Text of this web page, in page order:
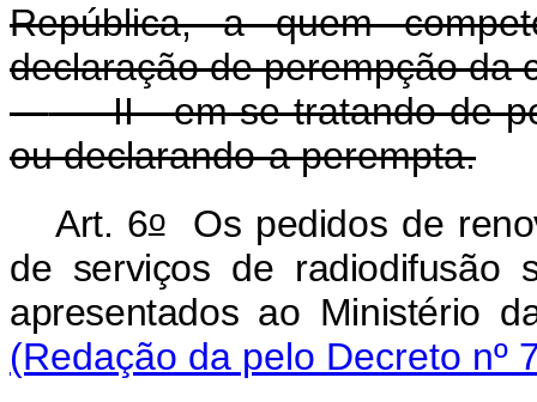
República, a quem
declaração de perempção da
II - em se tratando de
ou declarando-a perempta.
Art. 6oOs pedidos de
de serviços de radiodifusão
apresentados ao Ministério
(Redação da pelo Decreto nº